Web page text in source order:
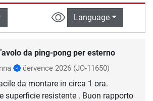
Language
da ping-pong per esterno
července 2026 (JO-11650)
da montare in circa 1 ora.
superficie resistente . Buon rapporto